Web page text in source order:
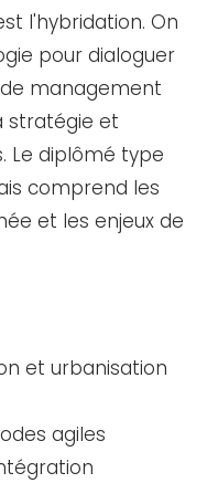
l'hybridation. On
pour dialoguer
de management
stratégie et
Le diplômé type
comprend les
et les enjeux de
et urbanisation
agiles